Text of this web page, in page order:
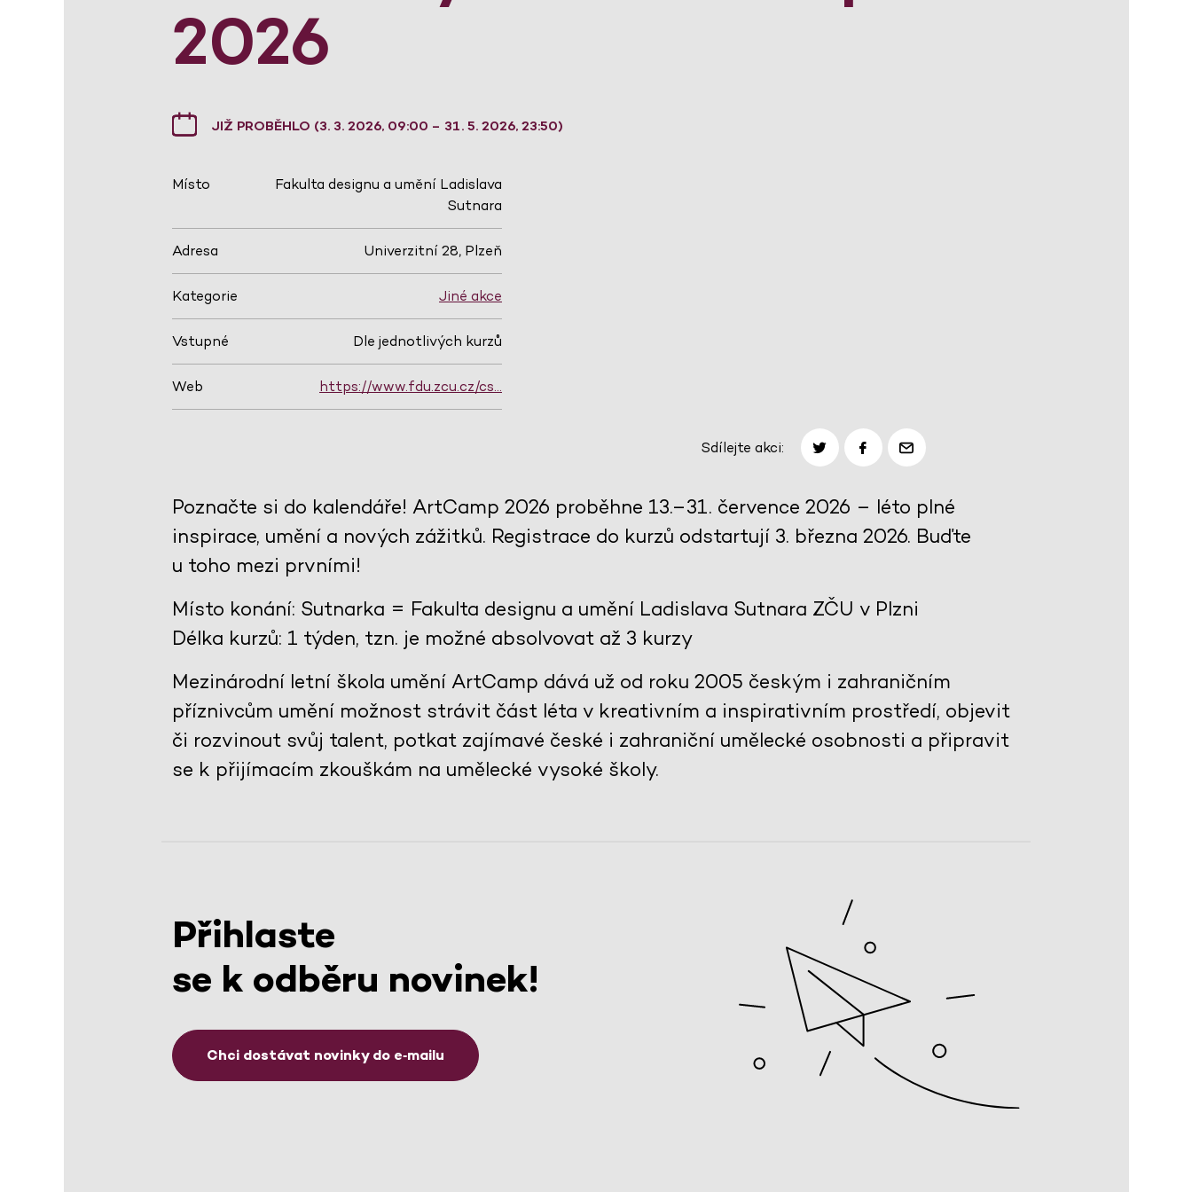
2026
JIŽ PROBĚHLO (3. 3. 2026, 09:00 – 31. 5. 2026, 23:50)
Místo
Fakulta designu a umění Ladislava
Sutnara
Adresa Univerzitní 28, Plzeň
Kategorie Jiné akce
Vstupné Dle jednotlivých kurzů
Web https://www.fdu.zcu.cz/cs…
Sdílejte akci:
Poznačte si do kalendáře! ArtCamp 2026 proběhne 13.–31. července 2026 – léto plné
inspirace, umění a nových zážitků. Registrace do kurzů odstartují 3. března 2026. Buďte
u toho mezi prvními!
Místo konání: Sutnarka = Fakulta designu a umění Ladislava Sutnara ZČU v Plzni
Délka kurzů: 1 týden, tzn. je možné absolvovat až 3 kurzy
Mezinárodní letní škola umění ArtCamp dává už od roku 2005 českým i zahraničním
příznivcům umění možnost strávit část léta v kreativním a inspirativním prostředí, objevit
či rozvinout svůj talent, potkat zajímavé české i zahraniční umělecké osobnosti a připravit
se k přijímacím zkouškám na umělecké vysoké školy.
Přihlaste
se k odběru novinek!
Chci dostávat novinky do e‑mailu